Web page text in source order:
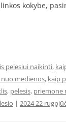
kokybe,
pelesiui naikinti,
medienos, kaip
, pelesis, priemone
| 2024 22